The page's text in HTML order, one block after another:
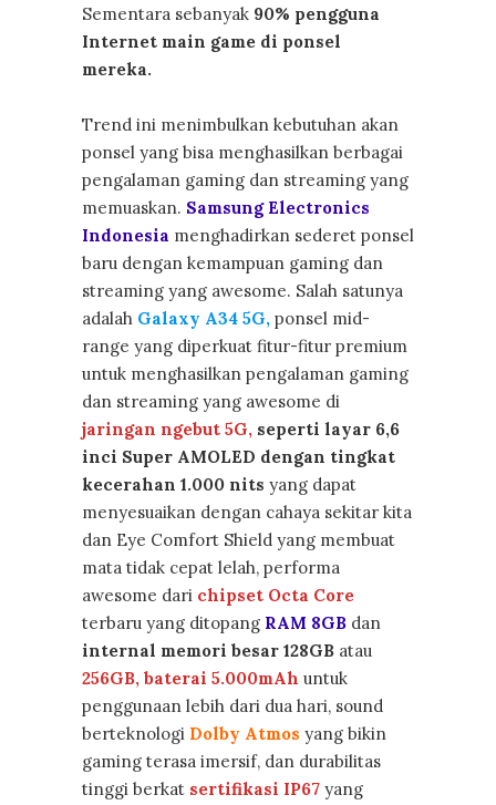
Sementara sebanyak 90% pengguna
Internet main game di ponsel
mereka.
Trend ini menimbulkan kebutuhan akan
ponsel yang bisa menghasilkan berbagai
pengalaman gaming dan streaming yang
memuaskan. Samsung Electronics
Indonesia menghadirkan sederet ponsel
baru dengan kemampuan gaming dan
streaming yang awesome. Salah satunya
adalah Galaxy A34 5G, ponsel mid-
range yang diperkuat fitur-fitur premium
untuk menghasilkan pengalaman gaming
dan streaming yang awesome di
jaringan ngebut 5G, seperti layar 6,6
inci Super AMOLED dengan tingkat
kecerahan 1.000 nits yang dapat
menyesuaikan dengan cahaya sekitar kita
dan Eye Comfort Shield yang membuat
mata tidak cepat lelah, performa
awesome dari chipset Octa Core
terbaru yang ditopang RAM 8GB dan
internal memori besar 128GB atau
256GB, baterai 5.000mAh untuk
penggunaan lebih dari dua hari, sound
berteknologi Dolby Atmos yang bikin
gaming terasa imersif, dan durabilitas
tinggi berkat sertifikasi IP67 yang